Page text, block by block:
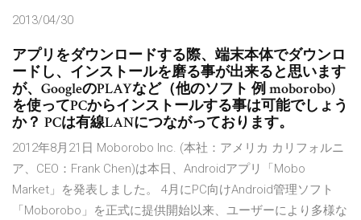
2013/04/30
アプリをダウンロードする際、端末本体でダウンロ
ードし、インストールを磨る事が出来ると思います
が、GoogleのPLAYなど（他のソフト 例 moborobo)
を使ってPCからインストールする事は可能でしょう
か？ PCは有線LANにつながっております。
2012年8月21日 Moborobo Inc. (本社：アメリカ カリフォルニ
ア、CEO：Frank Chen)は本日、Androidアプリ「Mobo
Market」を発表しました。 4月にPC向けAndroid管理ソフト
「Moborobo」を正式に提供開始以来、ユーザーにより多様な